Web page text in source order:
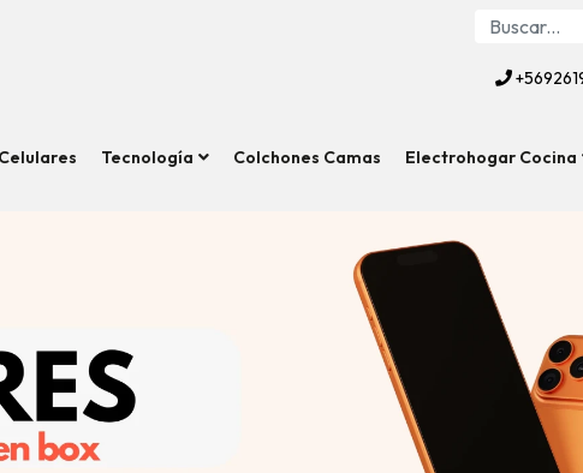
Celulares Tecnología Colchones Camas Electrohogar Cocina